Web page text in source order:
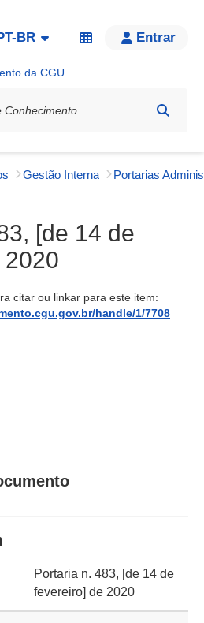
BR Entrar
da CGU
Gestão Interna
[de 14 de
citar ou linkar para este item:
handle/1/7708
Portaria n. 483, [de 14 de
fevereiro] de 2020